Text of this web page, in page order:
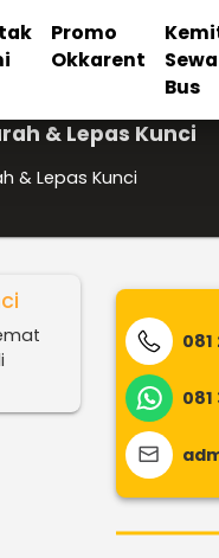
Promo
Okkarent
Bus
& Lepas Kunci
& Lepas Kunci
081
081